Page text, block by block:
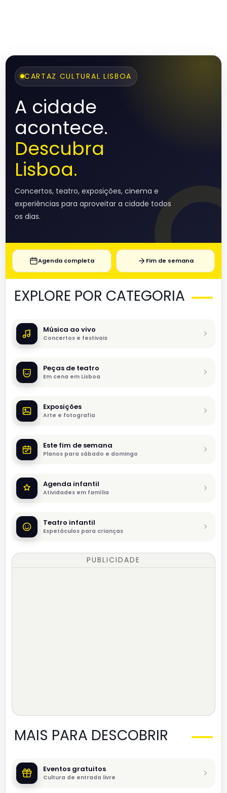
CARTAZ CULTURAL LISBOA
A cidade
acontece.
Descubra
Lisboa.
Concertos, teatro, exposições, cinema e
experiências para aproveitar a cidade todos
os dias.
Agenda completa Fim de semana
EXPLORE POR CATEGORIA
Música ao vivo
Concertos e festivais
Peças de teatro
Em cena em Lisboa
Exposições
Arte e fotografia
Este fim de semana
Planos para sábado e domingo
Agenda infantil
Atividades em família
Teatro infantil
Espetáculos para crianças
PUBLICIDADE
MAIS PARA DESCOBRIR
Eventos gratuitos
Cultura de entrada livre